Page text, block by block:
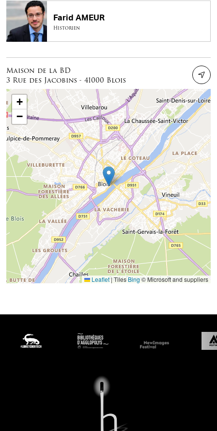
Farid AMEUR
Historien
Maison de la BD
3 Rue des Jacobins - 41000 Blois
+
−
Leaflet|TilesBing© Microsoft and suppliers